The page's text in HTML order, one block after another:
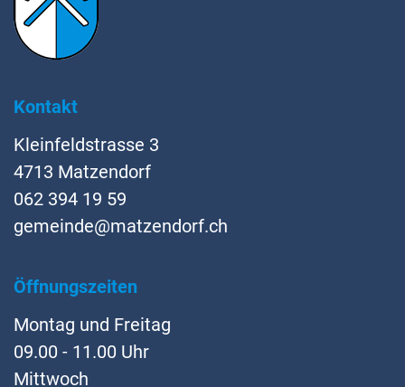
Kontakt
Kleinfeldstrasse 3
4713 Matzendorf
062 394 19 59
gemeinde@matzendorf.ch
Öffnungszeiten
Montag und Freitag
09.00 - 11.00 Uhr
Mittwoch